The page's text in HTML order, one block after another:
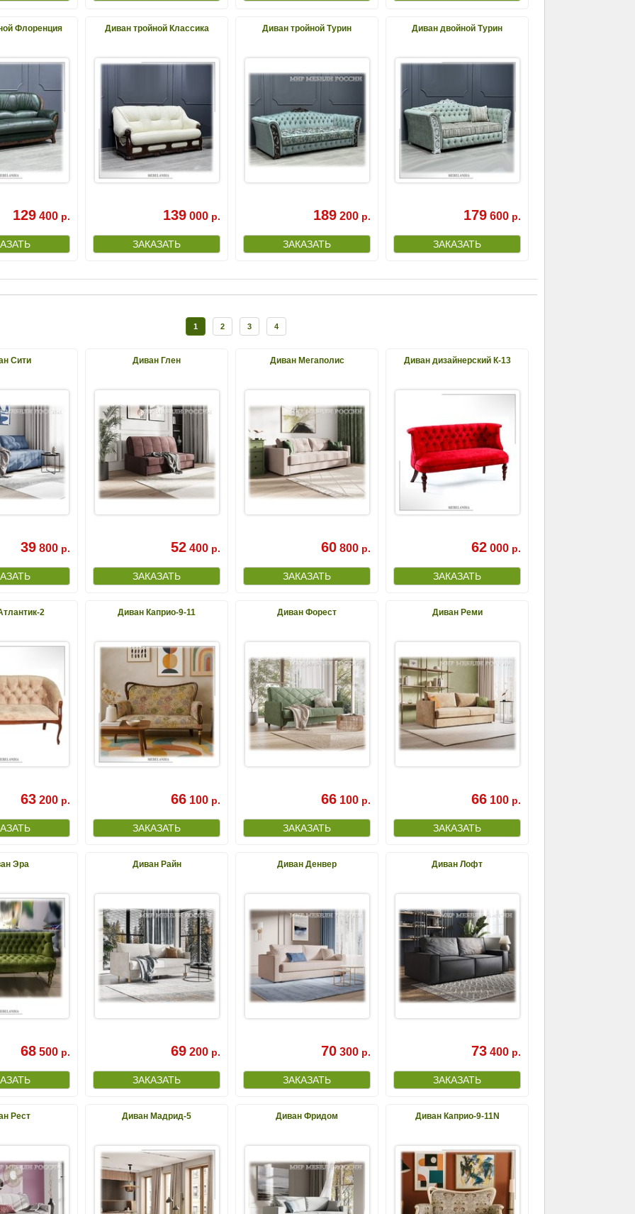
Флоренция
129 400 р.
Диван тройной Классика
139 000 р.
Диван тройной Турин
189 200 р.
Диван двойной Турин
179 600 р.
1 2 3 4
Сити
39 800 р.
Диван Глен
52 400 р.
Диван Мегаполис
60 800 р.
Диван дизайнерский К-13
62 000 р.
2
63 200 р.
Диван Каприо-9-11
66 100 р.
Диван Форест
66 100 р.
Диван Реми
66 100 р.
Эра
68 500 р.
Диван Райн
69 200 р.
Диван Денвер
70 300 р.
Диван Лофт
73 400 р.
Рест Диван Мадрид-5 Диван Фридом Диван Каприо-9-11N